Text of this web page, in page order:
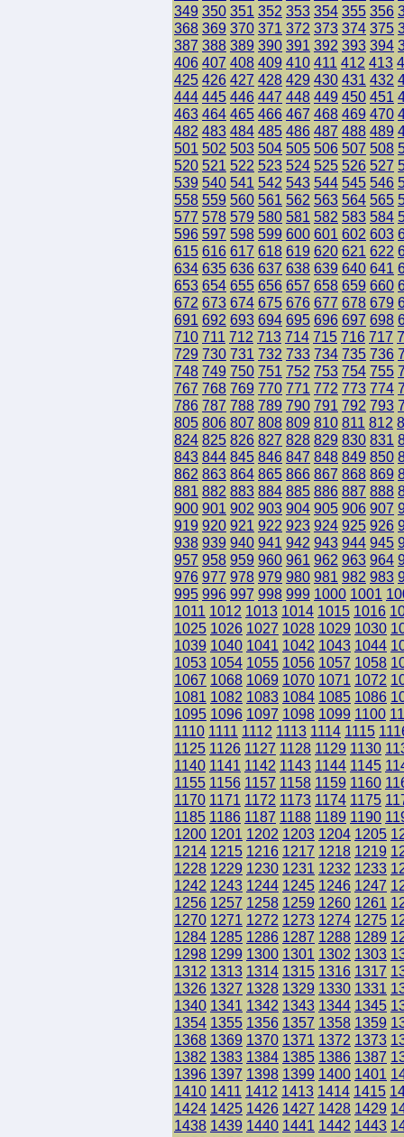
349 350 351 352 353 354 355 356
368 369 370 371 372 373 374 375
387 388 389 390 391 392 393 394
406 407 408 409 410 411 412 413
425 426 427 428 429 430 431 432
444 445 446 447 448 449 450 451
463 464 465 466 467 468 469 470
482 483 484 485 486 487 488 489
501 502 503 504 505 506 507 508
520 521 522 523 524 525 526 527
539 540 541 542 543 544 545 546
558 559 560 561 562 563 564 565
577 578 579 580 581 582 583 584
596 597 598 599 600 601 602 603
615 616 617 618 619 620 621 622
634 635 636 637 638 639 640 641
653 654 655 656 657 658 659 660
672 673 674 675 676 677 678 679
691 692 693 694 695 696 697 698
710 711 712 713 714 715 716 717
729 730 731 732 733 734 735 736
748 749 750 751 752 753 754 755
767 768 769 770 771 772 773 774
786 787 788 789 790 791 792 793
805 806 807 808 809 810 811 812
824 825 826 827 828 829 830 831
843 844 845 846 847 848 849 850
862 863 864 865 866 867 868 869
881 882 883 884 885 886 887 888
900 901 902 903 904 905 906 907
919 920 921 922 923 924 925 926
938 939 940 941 942 943 944 945
957 958 959 960 961 962 963 964
976 977 978 979 980 981 982 983
995 996 997 998 999 1000 1001
1011 1012 1013 1014 1015 1016
1025 1026 1027 1028 1029 1030
1039 1040 1041 1042 1043 1044
1053 1054 1055 1056 1057 1058
1067 1068 1069 1070 1071 1072
1081 1082 1083 1084 1085 1086
1095 1096 1097 1098 1099 1100
1110 1111 1112 1113 1114 1115
1125 1126 1127 1128 1129 1130
1140 1141 1142 1143 1144 1145
1155 1156 1157 1158 1159 1160
1170 1171 1172 1173 1174 1175
1185 1186 1187 1188 1189 1190
1200 1201 1202 1203 1204 1205
1214 1215 1216 1217 1218 1219
1228 1229 1230 1231 1232 1233
1242 1243 1244 1245 1246 1247
1256 1257 1258 1259 1260 1261
1270 1271 1272 1273 1274 1275
1284 1285 1286 1287 1288 1289
1298 1299 1300 1301 1302 1303
1312 1313 1314 1315 1316 1317
1326 1327 1328 1329 1330 1331
1340 1341 1342 1343 1344 1345
1354 1355 1356 1357 1358 1359
1368 1369 1370 1371 1372 1373
1382 1383 1384 1385 1386 1387
1396 1397 1398 1399 1400 1401
1410 1411 1412 1413 1414 1415
1424 1425 1426 1427 1428 1429
1438 1439 1440 1441 1442 1443